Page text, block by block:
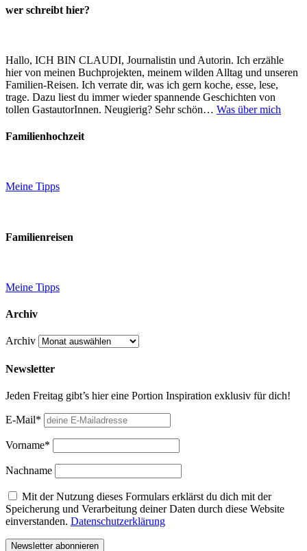
wer schreibt hier?
Hallo, ICH BIN CLAUDI, Journalistin und Autorin. Ich erzähle
hier von meinen Buchprojekten, meinem wilden Alltag und unseren
Familien-Reisen. Ich verrate dir, was ich gern koche, esse, lese,
trage. Dazu liest du immer wieder spannende Geschichten von
tollen GastautorInnen. Neugierig? Sehr schön… Was über mich
Familienhochzeit
Meine Tipps
Familienreisen
Meine Tipps
Archiv
Archiv
Newsletter
Jeden Freitag gibt’s hier eine Portion Inspiration exklusiv für dich!
E-Mail*
Vorname*
Nachname
Mit der Nutzung dieses Formulars erklärst du dich mit der
Speicherung und Verarbeitung deiner Daten durch diese Website
einverstanden. Datenschutzerklärung